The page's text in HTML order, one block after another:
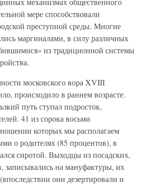
мере способствовали
преступной среды. Многие
маргиналами, в силу различных
из традиционной системы
московского вора XVIII
происходило в раннем возрасте.
путь ступал подросток,
41 из сорока восьми
которых мы располагаем
о родителях (85 процентов), в
сиротой. Выходцы из посадских,
записывались на мануфактуры, их
они дезертировали и